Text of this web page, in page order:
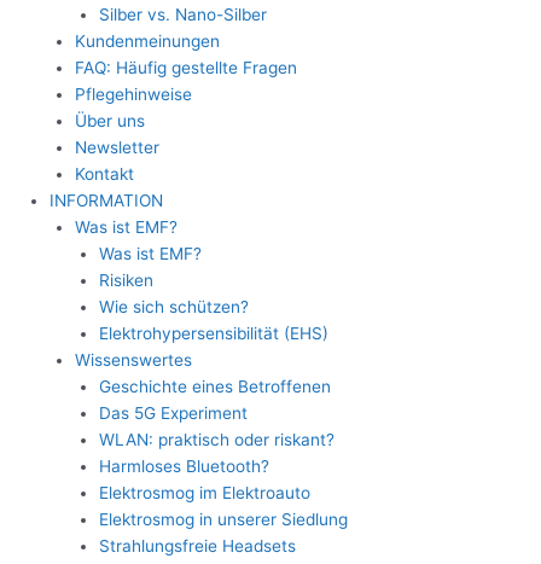
Silber vs. Nano-Silber
Kundenmeinungen
FAQ: Häufig gestellte Fragen
Pflegehinweise
Über uns
Newsletter
Kontakt
INFORMATION
Was ist EMF?
Was ist EMF?
Risiken
Wie sich schützen?
Elektrohypersensibilität (EHS)
Wissenswertes
Geschichte eines Betroffenen
Das 5G Experiment
WLAN: praktisch oder riskant?
Harmloses Bluetooth?
Elektrosmog im Elektroauto
Elektrosmog in unserer Siedlung
Strahlungsfreie Headsets